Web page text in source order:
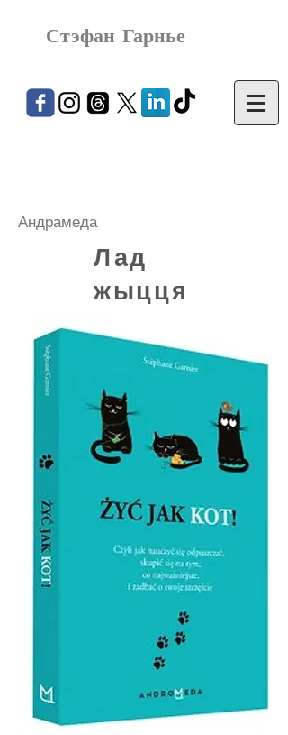
Стэфан Гарнье
Андрамеда
Лад
жыцця